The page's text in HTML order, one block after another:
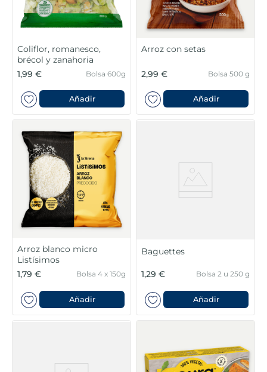
Coliflor, romanesco,
brécol y zanahoria
1,99 €
Bolsa 600g
Añadir
Arroz con setas
2,99 € Bolsa 500 g
Añadir
Arroz blanco micro
Listísimos
1,79 €
Bolsa 4 x 150g
Añadir
Baguettes
1,29 € Bolsa 2 u 250 g
Añadir